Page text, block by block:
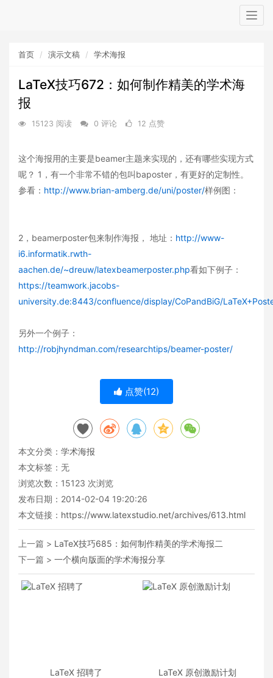
首页 演示文稿 学术海报
LaTeX技巧672：如何制作精美的学术海
报
15123 阅读 0 评论 12 点赞
这个海报用的主要是beamer主题来实现的，还有哪些实现方式
呢？ 1，有一个非常不错的包叫baposter，有更好的定制性。
参看： http://www.brian-amberg.de/uni/poster/样例图：
2，beamerposter包来制作海报， 地址： http://www-
i6.informatik.rwth-
aachen.de/~dreuw/latexbeamerposter.php看如下例子：
https://teamwork.jacobs-
university.de:8443/confluence/display/CoPandBiG/
另外一个例子：
http://robjhyndman.com/researchtips/beamer-poster/
点赞(12)
本文分类： 学术海报
本文标签：无
浏览次数： 15123 次浏览
发布日期：2014-02-04 19:20:26
本文链接： https://www.latexstudio.net/archives/613.html
上一篇 > LaTeX技巧685：如何制作精美的学术海报二
下一篇 > 一个横向版面的学术海报分享
LaTeX 招聘了 LaTeX 原创激励计划